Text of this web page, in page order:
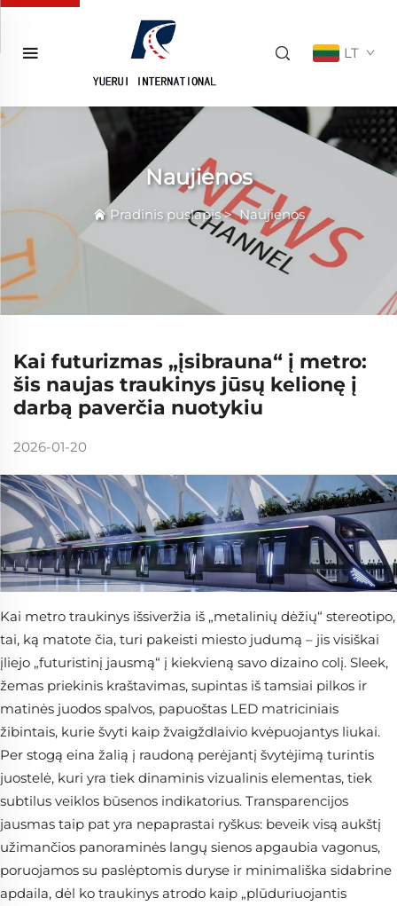
LT
Naujienos
Pradinis puslapis>Naujienos
Kai futurizmas „įsibrauna“ į metro:
šis naujas traukinys jūsų kelionę į
darbą paverčia nuotykiu
2026-01-20
Kai metro traukinys išsiveržia iš „metalinių dėžių“ stereotipo,
tai, ką matote čia, turi pakeisti miesto judumą – jis visiškai
įliejo „futuristinį jausmą“ į kiekvieną savo dizaino colį. Sleek,
žemas priekinis kraštavimas, supintas iš tamsiai pilkos ir
matinės juodos spalvos, papuoštas LED matriciniais
žibintais, kurie švyti kaip žvaigždlaivio kvėpuojantys liukai.
Per stogą eina žalią į raudoną perėjantį švytėjimą turintis
juostelė, kuri yra tiek dinaminis vizualinis elementas, tiek
subtilus veiklos būsenos indikatorius. Transparencijos
jausmas taip pat yra nepaprastai ryškus: beveik visą aukštį
užimančios panoraminės langų sienos apgaubia vagonus,
poruojamos su paslėptomis duryse ir minimališka sidabrine
apdaila, dėl ko traukinys atrodo kaip „plūduriuojantis